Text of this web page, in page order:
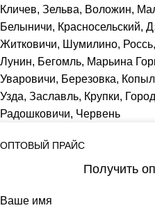
Кличев, Зельва, Воложин,
Белыничи, Красносельский,
Житковичи, Шумилино,
Лунин, Бегомль, Марьина
Уваровичи, Березовка,
Узда, Заславль, Крупки,
Радошковичи, Червень
ОПТОВЫЙ ПРАЙС
Получить
Ваше имя